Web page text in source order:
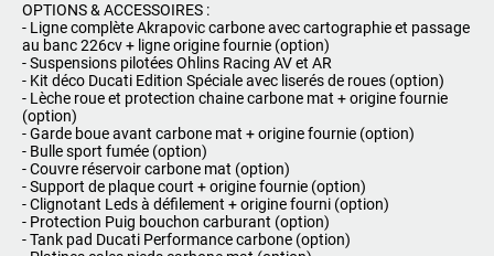
OPTIONS & ACCESSOIRES :
- Ligne complète Akrapovic carbone avec cartographie et passage
au banc 226cv + ligne origine fournie (option)
- Suspensions pilotées Ohlins Racing AV et AR
- Kit déco Ducati Edition Spéciale avec liserés de roues (option)
- Lèche roue et protection chaine carbone mat + origine fournie
(option)
- Garde boue avant carbone mat + origine fournie (option)
- Bulle sport fumée (option)
- Couvre réservoir carbone mat (option)
- Support de plaque court + origine fournie (option)
- Clignotant Leds à défilement + origine fourni (option)
- Protection Puig bouchon carburant (option)
- Tank pad Ducati Performance carbone (option)